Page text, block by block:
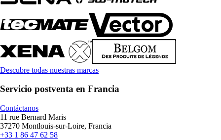
Descubre todas nuestras marcas
Servicio postventa en Francia
Contáctanos
11 rue Bernard Maris
37270 Montlouis-sur-Loire, Francia
+33 1 86 47 62 58